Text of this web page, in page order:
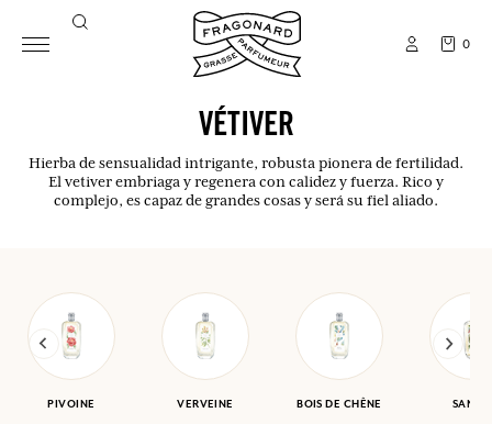
0
VÉTIVER
Hierba de sensualidad intrigante, robusta pionera de fertilidad.
El vetiver embriaga y regenera con calidez y fuerza. Rico y
complejo, es capaz de grandes cosas y será su fiel aliado.
PIVOINE VERVEINE BOIS DE CHÊNE